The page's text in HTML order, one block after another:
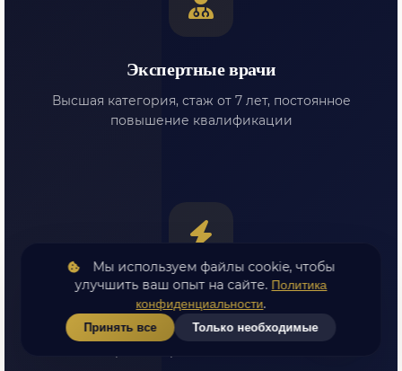
Экспертные врачи
Высшая категория, стаж от 7 лет, постоянное
повышение квалификации
Экспресс-диагностика
Приём и диагностика в день обращения. Не
Мы используем файлы cookie, чтобы
улучшить ваш опыт на сайте. Политика
конфиденциальности.
Принять все Только необходимые